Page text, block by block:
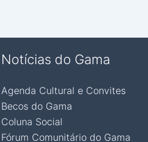
Notícias do Gama
Agenda Cultural e Convites
Becos do Gama
Coluna Social
Fórum Comunitário do Gama